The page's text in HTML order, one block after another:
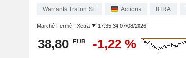
Warrants Traton SE Actions 8TRA
Marché Fermé - Xetra 17:35:34 07/08/2026
38,80 EUR -1,22 %